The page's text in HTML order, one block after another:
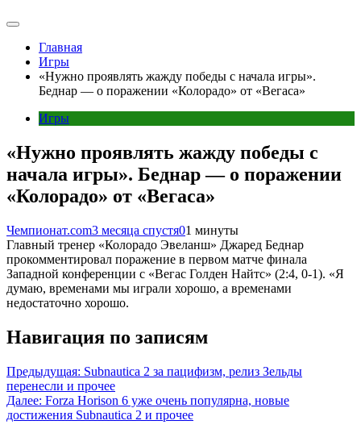
Главная
Игры
«Нужно проявлять жажду победы с начала игры».
Беднар — о поражении «Колорадо» от «Вегаса»
Игры
«Нужно проявлять жажду победы с
начала игры». Беднар — о поражении
«Колорадо» от «Вегаса»
Чемпионат.com3 месяца спустя01 минуты
Главный тренер «Колорадо Эвеланш» Джаред Беднар
прокомментировал поражение в первом матче финала
Западной конференции с «Вегас Голден Найтс» (2:4, 0-1). «Я
думаю, временами мы играли хорошо, а временами
недостаточно хорошо.
Навигация по записям
Предыдущая: Subnautica 2 за пацифизм, релиз Зельды
перенесли и прочее
Далее: Forza Horison 6 уже очень популярна, новые
достижения Subnautica 2 и прочее